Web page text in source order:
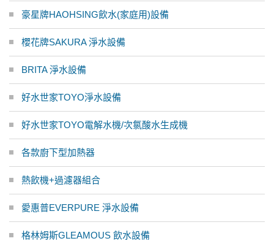
豪星牌HAOHSING飲水(家庭用)設備
櫻花牌SAKURA 淨水設備
BRITA 淨水設備
好水世家TOYO淨水設備
好水世家TOYO電解水機/次氯酸水生成機
各款廚下型加熱器
熱飲機+過濾器組合
愛惠普EVERPURE 淨水設備
格林姆斯GLEAMOUS 飲水設備